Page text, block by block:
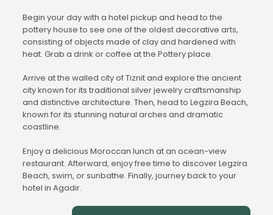
Begin your day with a hotel pickup and head to the
pottery house to see one of the oldest decorative arts,
consisting of objects made of clay and hardened with
heat. Grab a drink or coffee at the Pottery place.
Arrive at the walled city of Tiznit and explore the ancient
city known for its traditional silver jewelry craftsmanship
and distinctive architecture. Then, head to Legzira Beach,
known for its stunning natural arches and dramatic
coastline.
Enjoy a delicious Moroccan lunch at an ocean-view
restaurant. Afterward, enjoy free time to discover Legzira
Beach, swim, or sunbathe. Finally, journey back to your
hotel in Agadir.